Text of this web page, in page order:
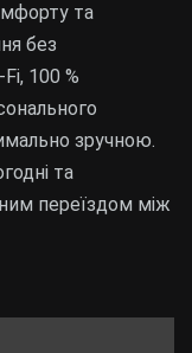
та
без
100 %
зручною.
та
переїздом між